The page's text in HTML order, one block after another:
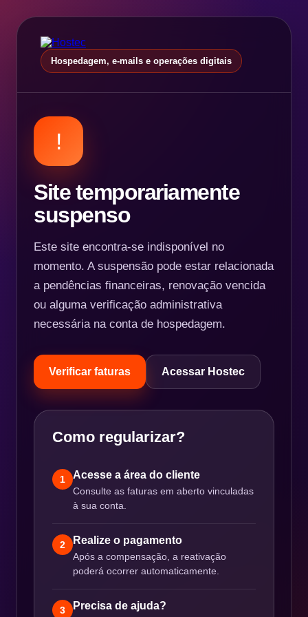
Hospedagem, e-mails e operações digitais
!
Site temporariamente
suspenso
Este site encontra-se indisponível no
momento. A suspensão pode estar relacionada
a pendências financeiras, renovação vencida
ou alguma verificação administrativa
necessária na conta de hospedagem.
Verificar faturas Acessar Hostec
Como regularizar?
1 Acesse a área do cliente
Consulte as faturas em aberto vinculadas
à sua conta.
2 Realize o pagamento
Após a compensação, a reativação
poderá ocorrer automaticamente.
3 Precisa de ajuda?